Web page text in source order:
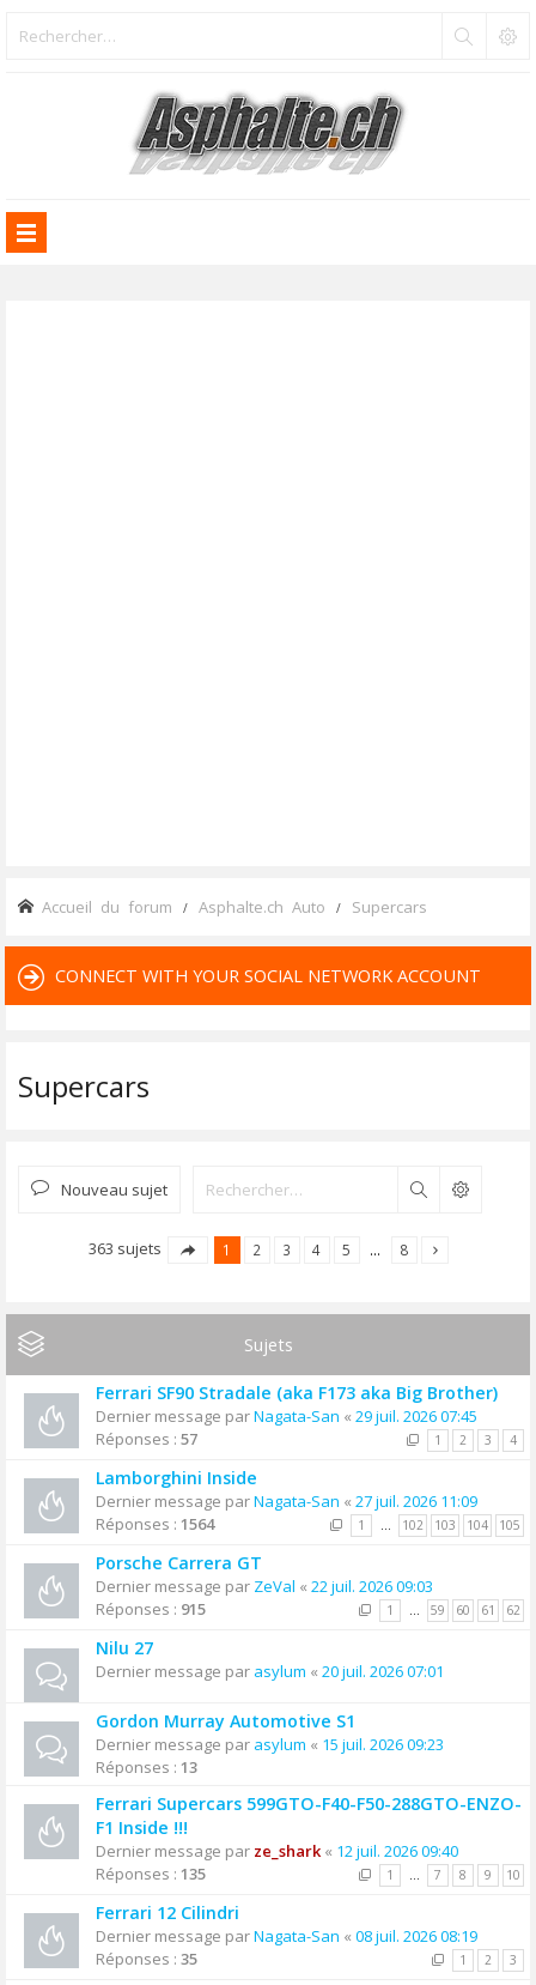
Accueil du forum Asphalte.ch Auto Supercars
CONNECT WITH YOUR SOCIAL NETWORK ACCOUNT
Supercars
Nouveau sujet Rechercher
363 sujets 1 2 3 4 5 … 8
Sujets
Ferrari SF90 Stradale (aka F173 aka Big Brother)
Dernier message parNagata-San « 29 juil. 2026 07:45
Réponses : 57 1 2 3 4
Lamborghini Inside
Dernier message parNagata-San « 27 juil. 2026 11:09
Réponses : 1564 1 … 102 103 104 105
Porsche Carrera GT
Dernier message par ZeVal « 22 juil. 2026 09:03
Réponses : 915 1 … 59 60 61 62
Nilu 27
Dernier message par asylum « 20 juil. 2026 07:01
Gordon Murray Automotive S1
Dernier message par asylum « 15 juil. 2026 09:23
Réponses : 13
Ferrari Supercars 599GTO-F40-F50-288GTO-ENZO-
F1 Inside !!!
Dernier message par ze_shark« 12 juil. 2026 09:40
Réponses : 135 1 … 7 8 9 10
Ferrari 12 Cilindri
Dernier message parNagata-San « 08 juil. 2026 08:19
Réponses : 35 1 2 3